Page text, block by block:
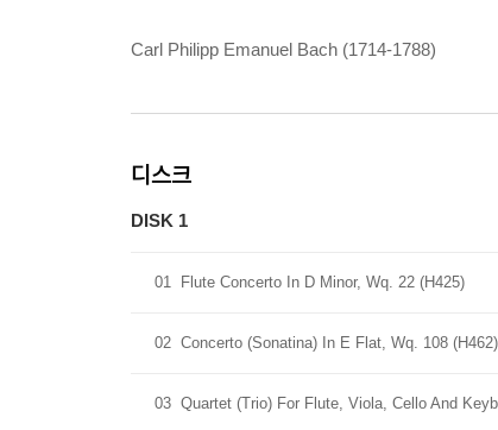
Carl Philipp Emanuel Bach (1714-1788)
디스크
DISK 1
01 Flute Concerto In D Minor, Wq. 22 (H425)
02 Concerto (Sonatina) In E Flat, Wq. 108
03 Quartet (Trio) For Flute, Viola, Cello And